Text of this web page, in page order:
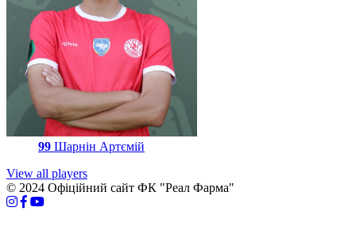
99 Шарнін Артємій
View all players
© 2024 Офіційний сайт ФК "Реал Фарма"